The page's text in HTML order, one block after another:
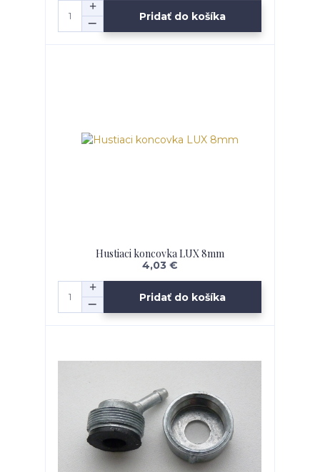
Pridať do košíka
Hustiaci koncovka LUX 8mm
4,03 €
Pridať do košíka